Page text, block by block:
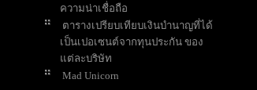
ความน่าเชื่อถือ
ตารางเปรียบเทียบเงินบำนาญที่ได้
เป็นเปอเซนต์จากทุนประกัน ของ
ต่ละบริษัท
Mad Unicorn